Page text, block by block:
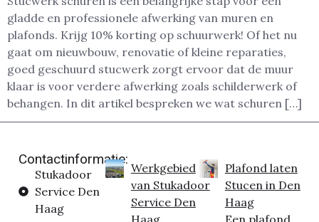
gladde en professionele afwerking van muren en
plafonds. Krijg 10% korting op schuurwerk! Of het nu
gaat om nieuwbouw, renovatie of kleine reparaties,
goed geschuurd stucwerk zorgt ervoor dat de muur
klaar is voor verdere afwerking zoals schilderwerk of
behangen. In dit artikel bespreken we wat schuren […]
Contactinformatie:
Stukadoor
Service Den
Haag
Werkgebied
van Stukadoor
Service Den
Plafond laten
Stucen in Den
Haag